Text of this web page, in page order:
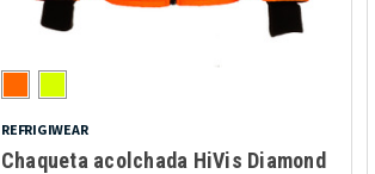
REFRIGIWEAR
Chaqueta acolchada HiVis Diamond